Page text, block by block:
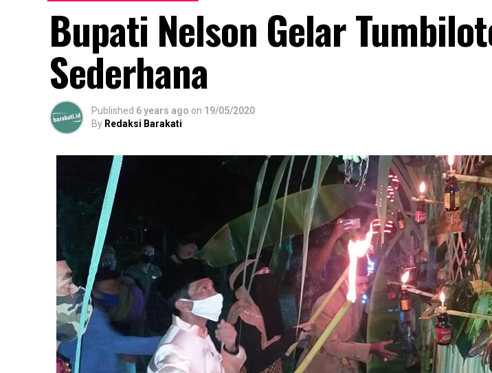
Bupati Nelson Gelar
Sederhana
Published 6 years ago on 19/05/2020
By Redaksi Barakati